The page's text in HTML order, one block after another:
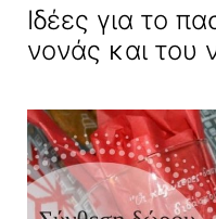
Ιδέες για το
νονάς και του